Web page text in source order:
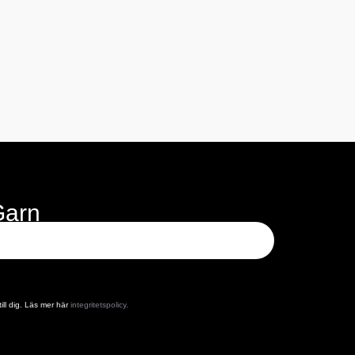
dig. Läs mer härintegritetspolicy.